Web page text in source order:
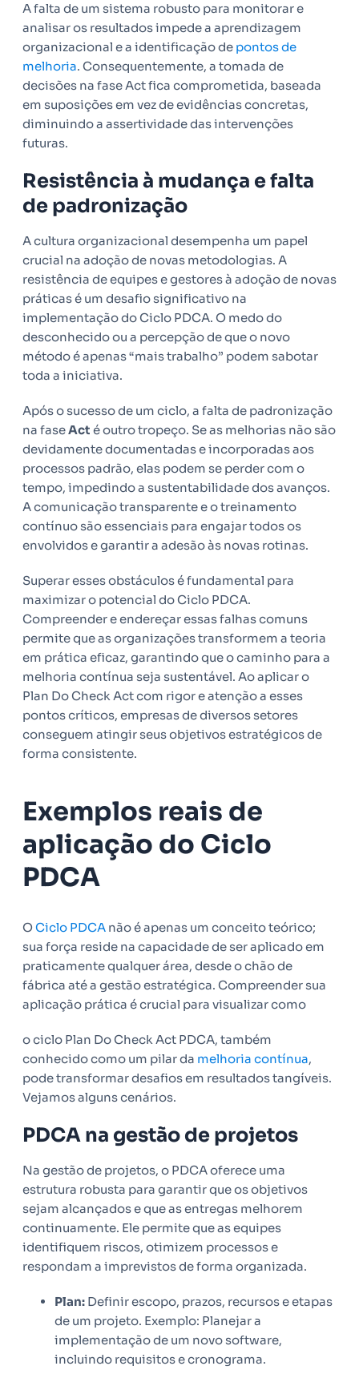
A falta de um sistema robusto para monitorar e
analisar os resultados impede a aprendizagem
organizacional e a identificação de pontos de
melhoria. Consequentemente, a tomada de
decisões na fase Act fica comprometida, baseada
em suposições em vez de evidências concretas,
diminuindo a assertividade das intervenções
futuras.
Resistência à mudança e falta
de padronização
A cultura organizacional desempenha um papel
crucial na adoção de novas metodologias. A
resistência de equipes e gestores à adoção de novas
práticas é um desafio significativo na
implementação do Ciclo PDCA. O medo do
desconhecido ou a percepção de que o novo
método é apenas “mais trabalho” podem sabotar
toda a iniciativa.
Após o sucesso de um ciclo, a falta de padronização
na faseAct é outro tropeço. Se as melhorias não são
devidamente documentadas e incorporadas aos
processos padrão, elas podem se perder com o
tempo, impedindo a sustentabilidade dos avanços.
A comunicação transparente e o treinamento
contínuo são essenciais para engajar todos os
envolvidos e garantir a adesão às novas rotinas.
Superar esses obstáculos é fundamental para
maximizar o potencial do Ciclo PDCA.
Compreender e endereçar essas falhas comuns
permite que as organizações transformem a teoria
em prática eficaz, garantindo que o caminho para a
melhoria contínua seja sustentável. Ao aplicar o
Plan Do Check Act com rigor e atenção a esses
pontos críticos, empresas de diversos setores
conseguem atingir seus objetivos estratégicos de
forma consistente.
Exemplos reais de
aplicação do Ciclo
PDCA
OCiclo PDCA não é apenas um conceito teórico;
sua força reside na capacidade de ser aplicado em
praticamente qualquer área, desde o chão de
fábrica até a gestão estratégica. Compreender sua
aplicação prática é crucial para visualizar como
o ciclo Plan Do Check Act PDCA, também
conhecido como um pilar da melhoria contínua,
pode transformar desafios em resultados tangíveis.
Vejamos alguns cenários.
PDCA na gestão de projetos
Na gestão de projetos, o PDCA oferece uma
estrutura robusta para garantir que os objetivos
sejam alcançados e que as entregas melhorem
continuamente. Ele permite que as equipes
identifiquem riscos, otimizem processos e
respondam a imprevistos de forma organizada.
Plan: Definir escopo, prazos, recursos e etapas
de um projeto. Exemplo: Planejar a
implementação de um novo software,
incluindo requisitos e cronograma.